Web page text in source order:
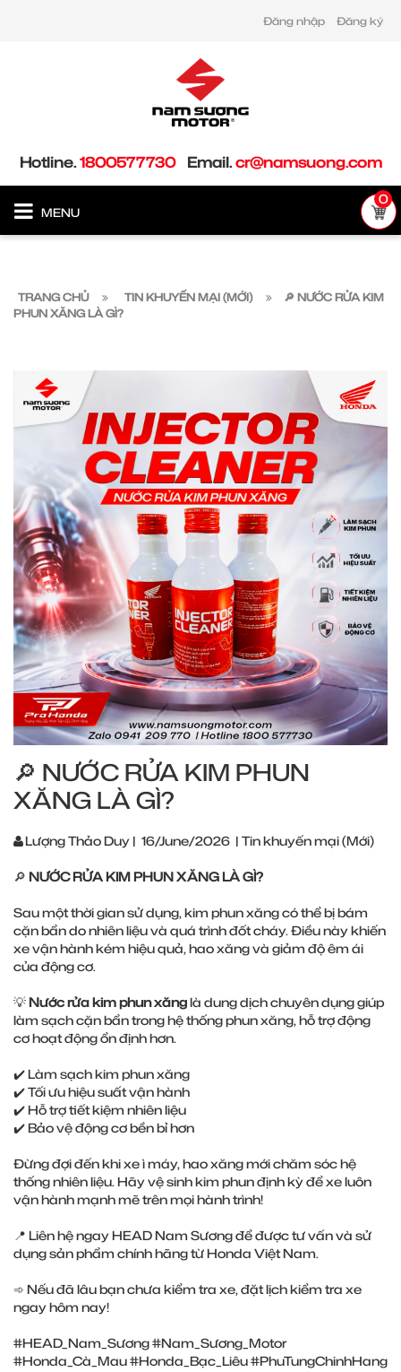
Đăng nhập Đăng ký
Hotline.1800577730 Email.cr@namsuong.com
MENU
0
TRANG CHỦ TIN KHUYẾN MẠI (MỚI)
🔎 NƯỚC RỬA KIM
PHUN XĂNG LÀ GÌ?
🔎 NƯỚC RỬA KIM PHUN
XĂNG LÀ GÌ?
Lượng Thảo Duy | 16/June/2026 | Tin khuyến mại (Mới)
🔎 NƯỚC RỬA KIM PHUN XĂNG LÀ GÌ?
Sau một thời gian sử dụng, kim phun xăng có thể bị bám
cặn bẩn do nhiên liệu và quá trình đốt cháy. Điều này khiến
xe vận hành kém hiệu quả, hao xăng và giảm độ êm ái
của động cơ.
💡Nước rửa kim phun xănglà dung dịch chuyên dụng giúp
làm sạch cặn bẩn trong hệ thống phun xăng, hỗ trợ động
cơ hoạt động ổn định hơn.
✔️ Làm sạch kim phun xăng
✔️ Tối ưu hiệu suất vận hành
✔️ Hỗ trợ tiết kiệm nhiên liệu
✔️ Bảo vệ động cơ bền bỉ hơn
Đừng đợi đến khi xe ì máy, hao xăng mới chăm sóc hệ
thống nhiên liệu. Hãy vệ sinh kim phun định kỳ để xe luôn
vận hành mạnh mẽ trên mọi hành trình!
📍 Liên hệ ngay HEAD Nam Sương để được tư vấn và sử
dụng sản phẩm chính hãng từ Honda Việt Nam.
➾ Nếu đã lâu bạn chưa kiểm tra xe, đặt lịch kiểm tra xe
ngay hôm nay!
#HEAD_Nam_Sương #Nam_Sương_Motor
#Honda_Cà_Mau #Honda_Bạc_Liêu #PhuTungChinhHang